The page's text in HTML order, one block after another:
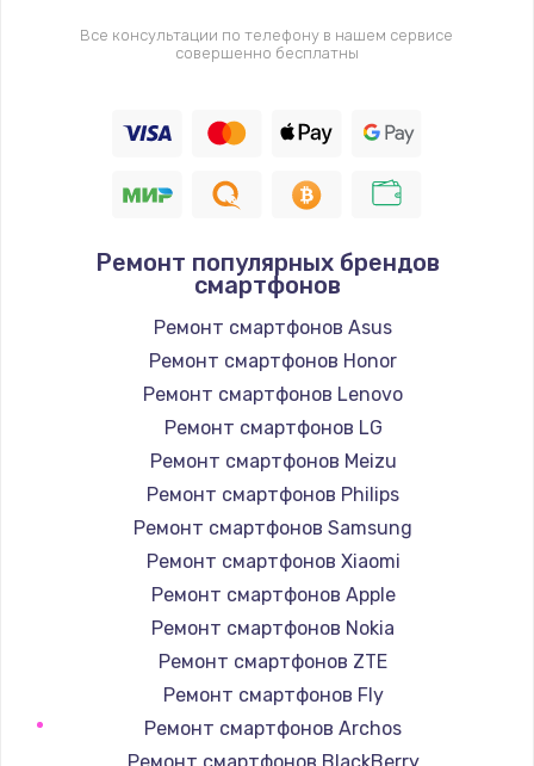
Заказать
Замена микросхемы
690 руб.
Заказать
Замена кнопок громкости
490 руб.
Заказать
Защита гидрогелевой пленкой
1290 руб.
Заказать
Замена вебкамеры
Заказать
Установка драйверов
Заказать
Все консультации по телефону в нашем сервисе
совершенно бесплатны
Ремонт популярных брендов
смартфонов
Ремонт смартфонов Asus
Ремонт смартфонов Honor
Ремонт смартфонов Lenovo
Ремонт смартфонов LG
Ремонт смартфонов Meizu
Ремонт смартфонов Philips
Ремонт смартфонов Samsung
Ремонт смартфонов Xiaomi
Ремонт смартфонов Apple
Ремонт смартфонов Nokia
Ремонт смартфонов ZTE
Ремонт смартфонов Fly
Ремонт смартфонов Archos
Ремонт смартфонов BlackBerry